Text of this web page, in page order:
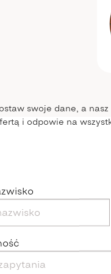
swoje dane, a
i odpowie na